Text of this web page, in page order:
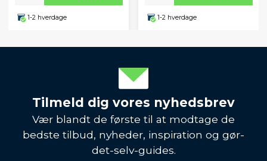
1-2 hverdage 1-2 hverdage
Tilmeld dig vores nyhedsbrev
Vær blandt de første til at modtage de
bedste tilbud, nyheder, inspiration og gør-
det-selv-guides.